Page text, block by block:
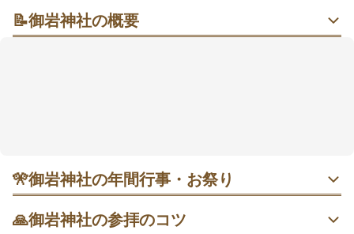
📝御岩神社の概要
ん。JR駅からバス約35分、車は早朝が狙い目🍃
🎌御岩神社の年間行事・お祭り
・ 1月1日 歳旦祭｜新年の祭典。早朝は比較的動きやすく、
午前後半〜正午は混雑しやすい（6:00〜8:00が狙い目）。
🙏御岩神社の参拝のコツ